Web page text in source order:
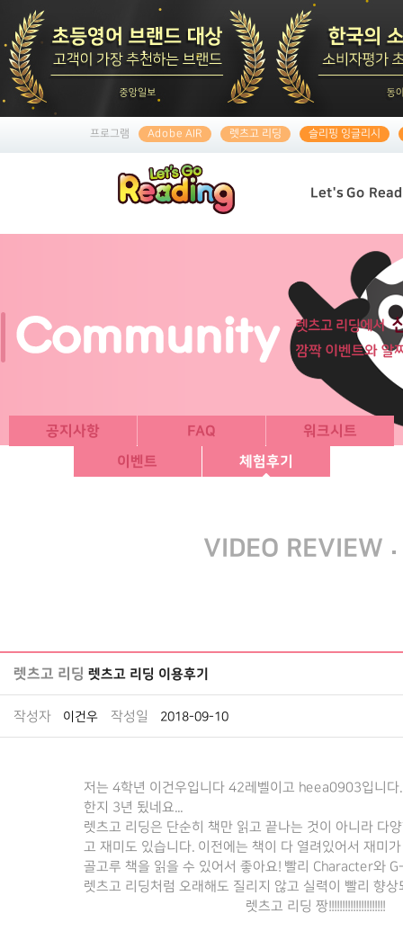
프로그램 Adobe AIR 렛츠고 리딩 슬리핑 잉글리시
Let's Go
공지사항 FAQ
워크시트
이벤트
체험후기
VIDEO REVIEW ·
렛츠고 리딩 렛츠고 리딩 이용후기
작성자 이건우 작성일 2018-09-10
저는 4학년 이건우입니다 42레벨이고 heea0903입니
한지 3년 됬네요...
렛츠고 리딩은 단순히 책만 읽고 끝나는 것이 아니라 다
고 재미도 있습니다. 이전에는 책이 다 열려있어서 재미
골고루 책을 읽을 수 있어서 좋아요! 빨리 Character와
렛츠고 리딩처럼 오래해도 질리지 않고 실력이 빨리 향
렛츠고 리딩 짱!!!!!!!!!!!!!!!!!!!!!